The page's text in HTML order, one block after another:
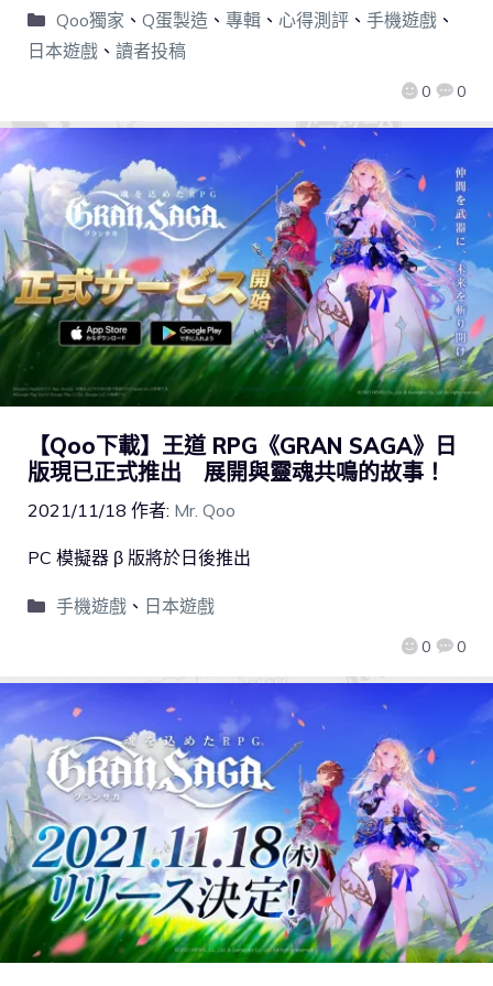
0 0
Qoo獨家 、 Q蛋製造 、 專輯、 心得測評、 手機遊戲、
日本遊戲 、 讀者投稿
【Qoo下載】王道 RPG《GRAN SAGA》日
版現已正式推出 展開與靈魂共鳴的故事！
2021/11/18 作者: Mr. Qoo
0 0
PC 模擬器 β 版將於日後推出
手機遊戲、 日本遊戲